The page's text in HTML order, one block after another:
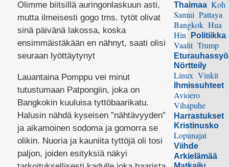
Olimme biitsillä auringonlaskuun asti,
mutta ilmeisesti gogo tms. tytöt olivat
sinä päivänä lakossa, koska
ensimmäistäkään en nähnyt, saati olisi
seuraan lyöttäytynyt
Lauantaina Pomppu vei minut
tutustumaan Patpongiin, joka on
Bangkokin kuuluisa tyttöbaarikatu.
Halusin nähdä kyseisen ”nähtävyyden”
ja aikamoinen sodoma ja gomorra se
olikin. Nuoria ja kauniita tyttöjä oli tosi
paljon, joiden esityksiä näkyi
Thaimaa Koh
Samui Pattaya
Bangkok Hua
Hin
Politiikka
Vaalit Trump
Nörtteily
Linux Vinkit
Ihmissuhteet
Avioero
Vihapuhe
Harrastukset
Kristinusko
Lopunajat
Viihde
Arkielämää